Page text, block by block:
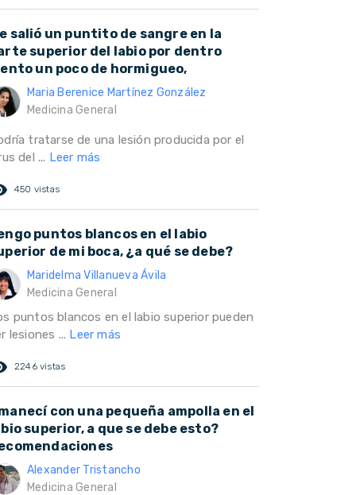
salió un puntito de sangre en la
superior del labio por dentro
un poco de hormigueo,
Maria Berenice Martínez González
Medicina General
tratarse de una lesión producida por el
del ... Leer más
450 vistas
puntos blancos en el labio
de mi boca, ¿a qué se debe?
Maridelma Villanueva Ávila
Medicina General
puntos blancos en el labio superior pueden
lesiones ... Leer más
2246 vistas
con una pequeña ampolla en el
superior, a que se debe esto?
Alexander Tristancho
Medicina General